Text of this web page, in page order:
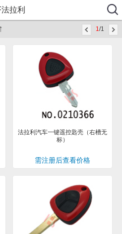
法拉利
1/1
法拉利汽车一键遥控匙壳（右槽无
标）
需注册后查看价格